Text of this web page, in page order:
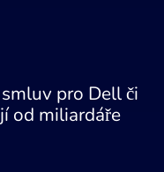
pro Dell či
od miliardáře